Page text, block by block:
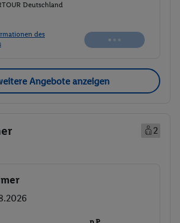
Deutschland
des
Buchen
Angebote anzeigen
2